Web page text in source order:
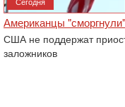
Американцы
США не поддержат
заложников